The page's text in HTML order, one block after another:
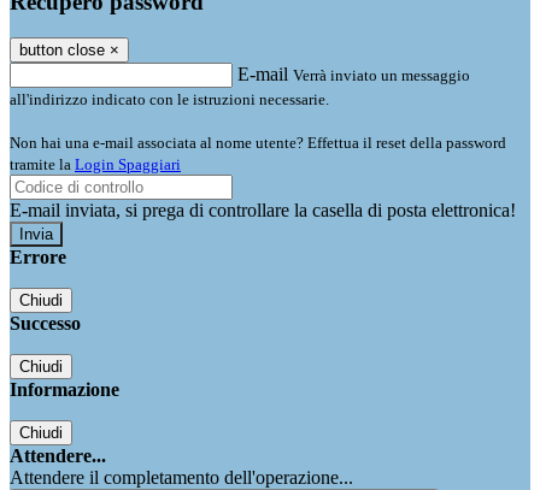
button close ×
E-mail Verrà inviato un messaggio
all'indirizzo indicato con le istruzioni necessarie.
Non hai una e-mail associata al nome utente? Effettua il reset della password
tramite la Login Spaggiari
E-mail inviata, si prega di controllare la casella di posta elettronica!
Errore
Chiudi
Successo
Chiudi
Informazione
Chiudi
Attendere...
Attendere il completamento dell'operazione...